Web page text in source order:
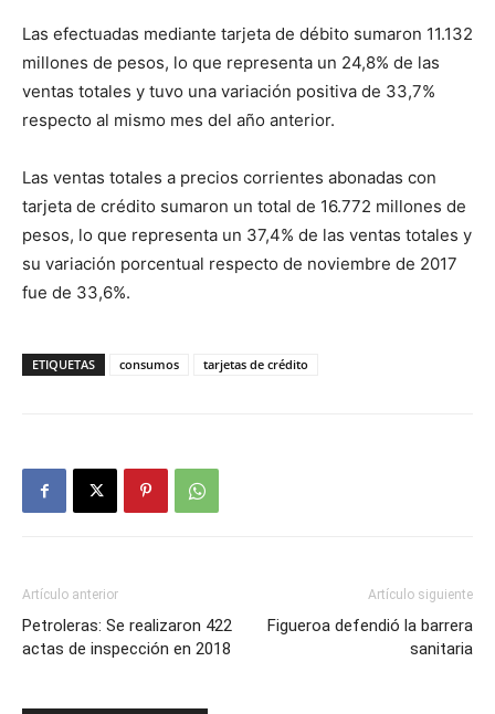
Las efectuadas mediante tarjeta de débito sumaron 11.132
millones de pesos, lo que representa un 24,8% de las
ventas totales y tuvo una variación positiva de 33,7%
respecto al mismo mes del año anterior.
Las ventas totales a precios corrientes abonadas con
tarjeta de crédito sumaron un total de 16.772 millones de
pesos, lo que representa un 37,4% de las ventas totales y
su variación porcentual respecto de noviembre de 2017
fue de 33,6%.
ETIQUETAS consumos tarjetas de crédito
Artículo anterior
Petroleras: Se realizaron 422
actas de inspección en 2018
Artículo siguiente
Figueroa defendió la barrera
sanitaria